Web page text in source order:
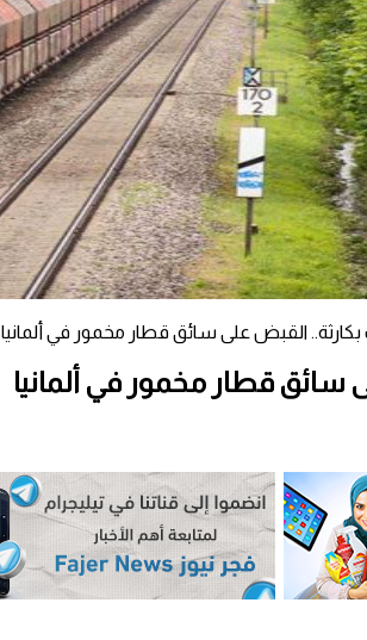
القبض على سائق قطار مخمور في ألمانيا
سائق قطار مخمور في ألمانيا